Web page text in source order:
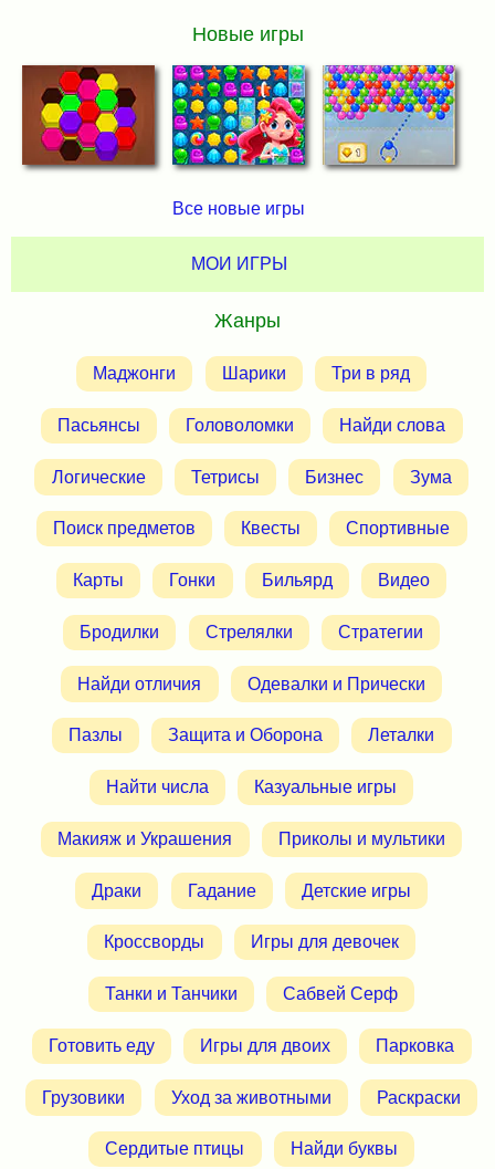
Новые игры
Все новые игры
МОИ ИГРЫ
Жанры
Маджонги Шарики Три в ряд
Пасьянсы Головоломки Найди слова
Логические Тетрисы Бизнес Зума
Поиск предметов Квесты Спортивные
Карты Гонки Бильярд Видео
Бродилки Стрелялки Стратегии
Найди отличия Одевалки и Прически
Пазлы Защита и Оборона Леталки
Найти числа Казуальные игры
Макияж и Украшения Приколы и мультики
Драки Гадание Детские игры
Кроссворды Игры для девочек
Танки и Танчики Сабвей Серф
Готовить еду Игры для двоих Парковка
Грузовики Уход за животными Раскраски
Сердитые птицы Найди буквы